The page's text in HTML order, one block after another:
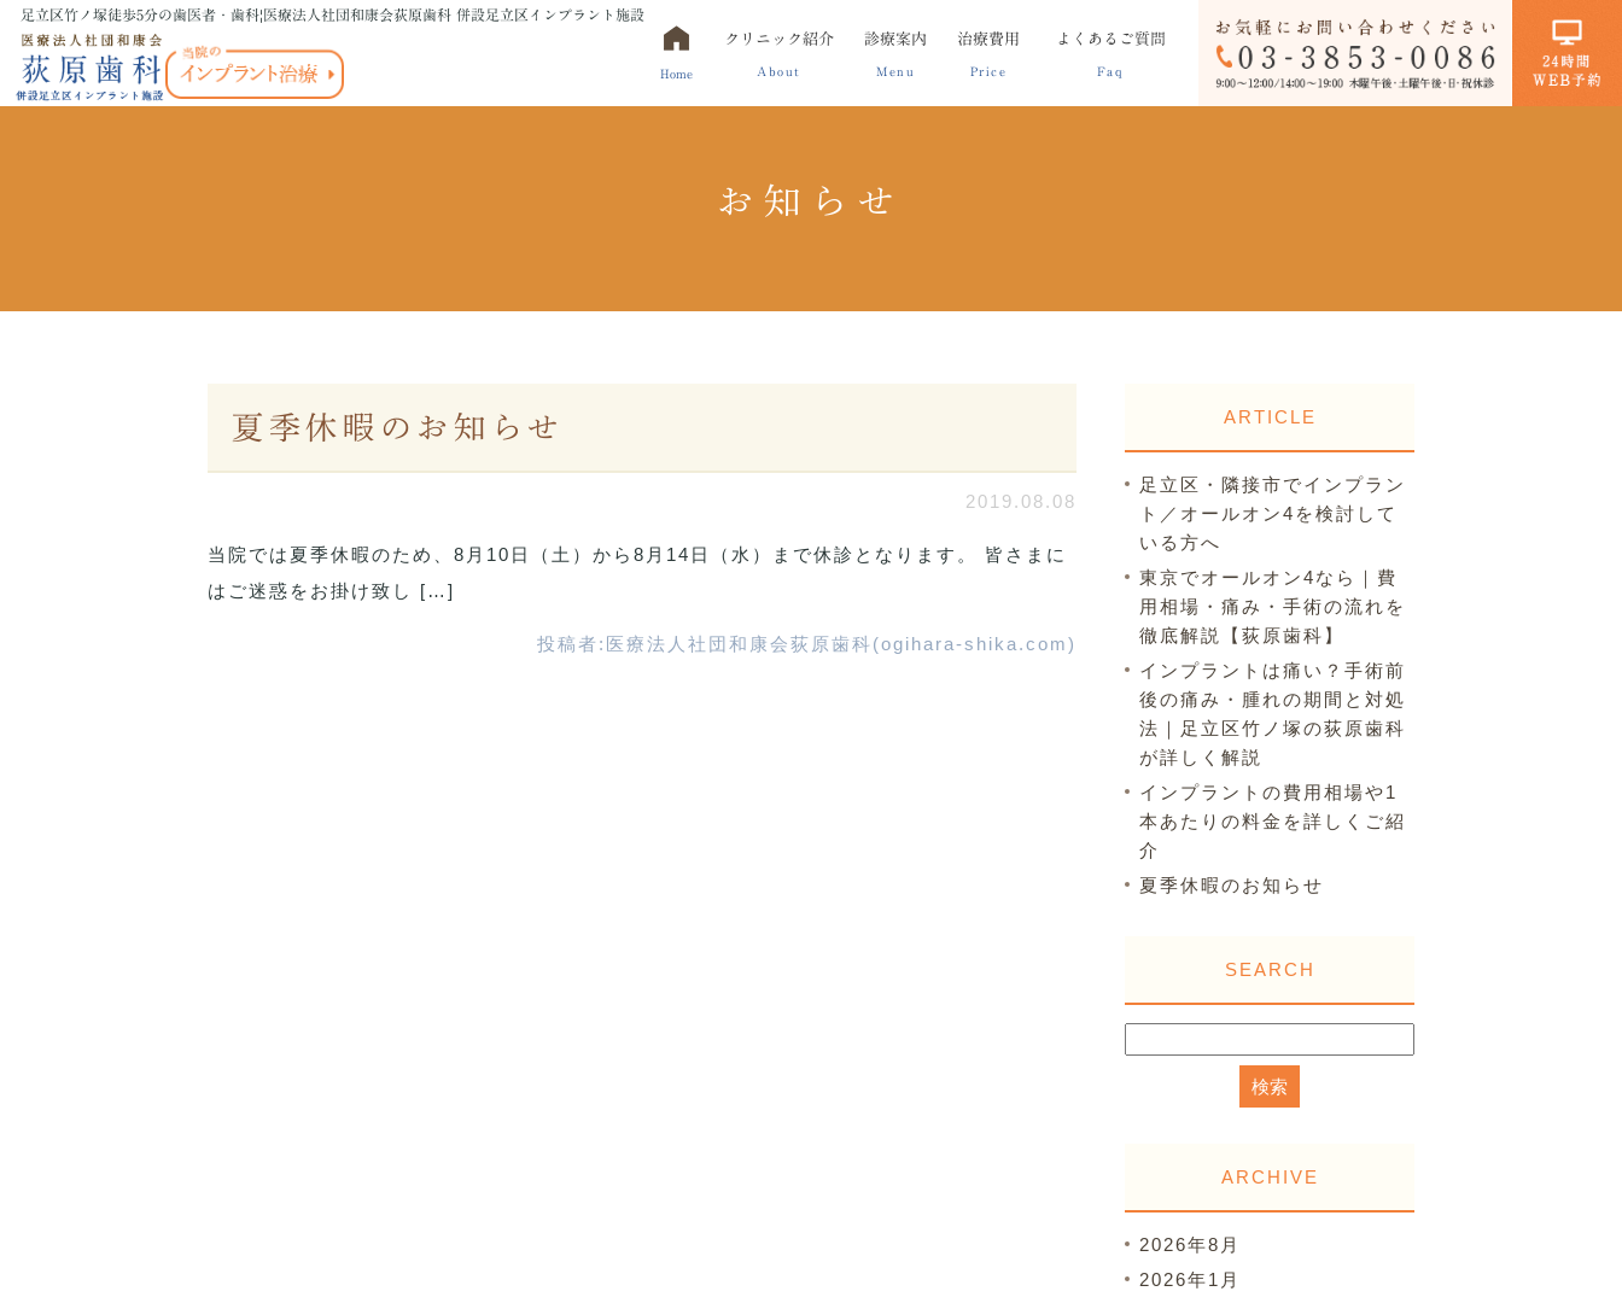
足立区竹ノ塚徒歩5分の歯医者・歯科|医療法人社団和康会荻原歯科 併設足立区インプラント施設
Home
クリニック紹介
About
アクセス・診療時間
診療案内
Menu
口腔外科 審美治療
治療費用
Price
金属床(保険外診療)
部分入れ歯(保険外診療)
よくあるご質問
Faq
お知らせ
夏季休暇のお知らせ
2019.08.08
当院では夏季休暇のため、8月10日（土）から8月14日（水）まで休診となります。 皆さまに
はご迷惑をお掛け致し […]
投稿者: 医療法人社団和康会荻原歯科(ogihara-shika.com)
ARTICLE
足立区・隣接市でインプラン
ト／オールオン4を検討して
いる方へ
東京でオールオン4なら｜費
用相場・痛み・手術の流れを
徹底解説【荻原歯科】
インプラントは痛い？手術前
後の痛み・腫れの期間と対処
法｜足立区竹ノ塚の荻原歯科
が詳しく解説
インプラントの費用相場や1
本あたりの料金を詳しくご紹
介
夏季休暇のお知らせ
SEARCH
ARCHIVE
2026年8月
2026年1月